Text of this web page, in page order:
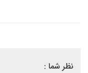
نظر شما :